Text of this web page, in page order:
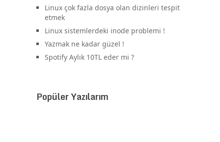
Linux çok fazla dosya olan dizinleri tespit
etmek
Linux sistemlerdeki inode problemi !
Yazmak ne kadar güzel !
Spotify Aylık 10TL eder mi ?
Popüler Yazılarım